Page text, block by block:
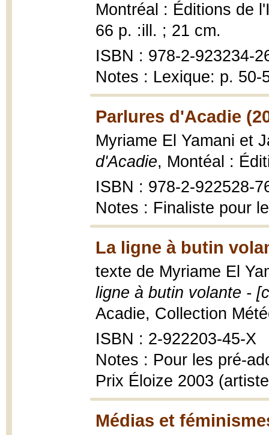
Montréal : Éditions de
66 p. :ill. ; 21 cm.
ISBN : 978-2-923234-
Notes : Lexique: p. 50-
Parlures d'Acadie
Myriame El Yamani et
d'Acadie, Montéal :
ISBN : 978-2-922528-
Notes : Finaliste pour
La ligne à butin
texte de Myriame El
ligne à butin volante -
Acadie, Collection
ISBN : 2-922203-45-X
Notes : Pour les pré-
Prix Éloize 2003
Médias et